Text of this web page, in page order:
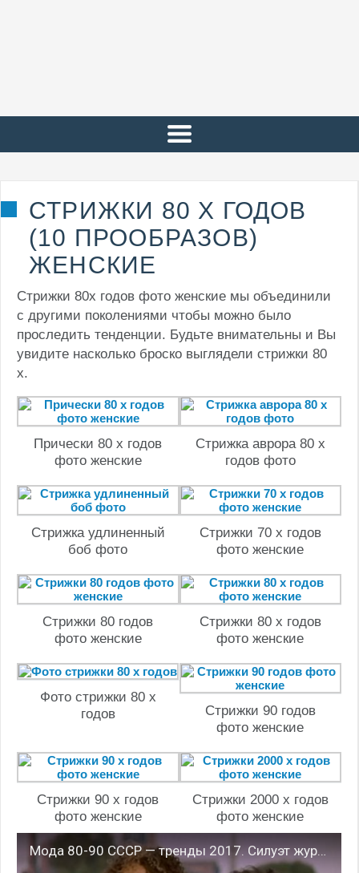
СТРИЖКИ 80 Х ГОДОВ
(10 ПРООБРАЗОВ)
ЖЕНСКИЕ
Стрижки 80х годов фото женские мы объединили
с другими поколениями чтобы можно было
проследить тенденции. Будьте внимательны и Вы
увидите насколько броско выглядели стрижки 80
х.
Прически 80 х годов
фото женские
Стрижка аврора 80 х
годов фото
Стрижка удлиненный
боб фото
Стрижки 70 х годов
фото женские
Стрижки 80 годов
фото женские
Стрижки 80 х годов
фото женские
Фото стрижки 80 х
годов
Стрижки 90 годов
фото женские
Стрижки 90 х годов
фото женские
Стрижки 2000 х годов
фото женские
Мода 80-90 СССР — тренды 2017. Силуэт журнал мод 1988 г. Таллин